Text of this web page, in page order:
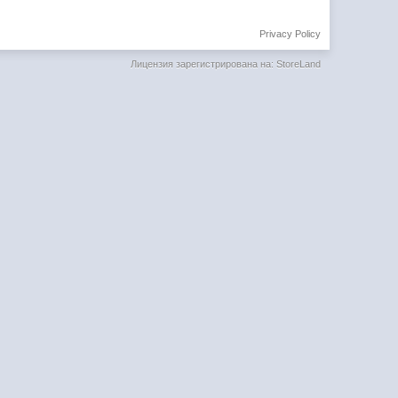
Privacy Policy
Лицензия зарегистрирована на: StoreLand